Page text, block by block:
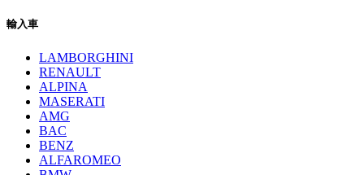
輸入車
LAMBORGHINI
RENAULT
ALPINA
MASERATI
AMG
BAC
BENZ
ALFAROMEO